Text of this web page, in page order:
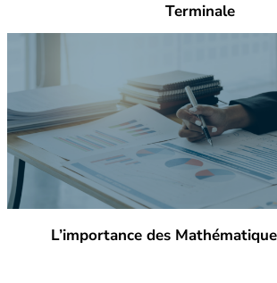
Terminale
L’importance des